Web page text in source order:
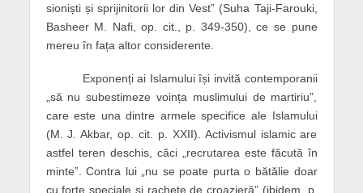
sioniști și sprijinitorii lor din Vest” (Suha Taji-Farouki,
Basheer M. Nafi, op. cit., p. 349-350), ce se pune
mereu în fața altor considerente.
Exponenți ai Islamului își invită contemporanii
„să nu subestimeze voința muslimului de martiriu”,
care este una dintre armele specifice ale Islamului
(M. J. Akbar, op. cit. p. XXII). Activismul islamic are
astfel teren deschis, căci „recrutarea este făcută în
minte”. Contra lui „nu se poate purta o bătălie doar
cu forțe speciale și rachete de croazieră” (ibidem, p.